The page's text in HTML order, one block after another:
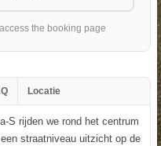
the booking page
Locatie
S rijden we rond het centrum
straatniveau uitzicht op de